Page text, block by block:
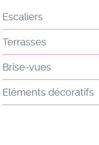
Escaliers
Terrasses
Brise-vues
Eléments décoratifs